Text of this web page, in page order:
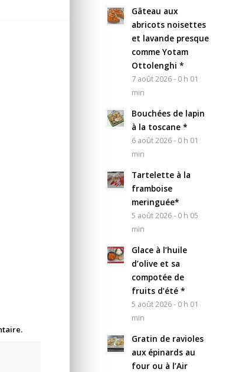
Gâteau aux
abricots noisettes
et lavande presque
comme Yotam
Ottolenghi *
7 août 2026 - 0 h 01
min
Bouchées de lapin
à la toscane *
6 août 2026 - 0 h 01
min
Tartelette à la
framboise
meringuée*
5 août 2026 - 0 h 05
min
Glace à l’huile
d’olive et sa
compotée de
fruits d’été *
5 août 2026 - 0 h 01
min
Gratin de ravioles
aux épinards au
four ou à l’Air